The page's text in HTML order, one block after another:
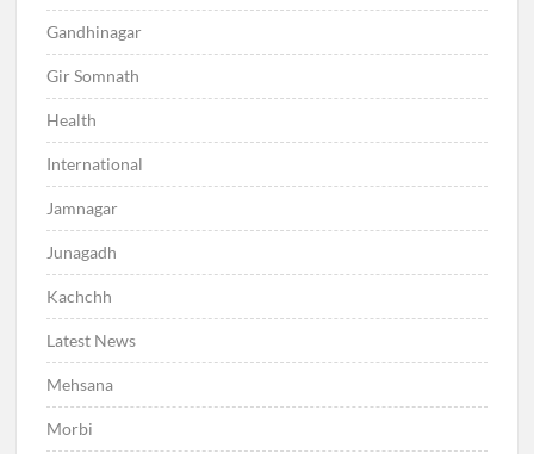
Gandhinagar
Gir Somnath
Health
International
Jamnagar
Junagadh
Kachchh
Latest News
Mehsana
Morbi